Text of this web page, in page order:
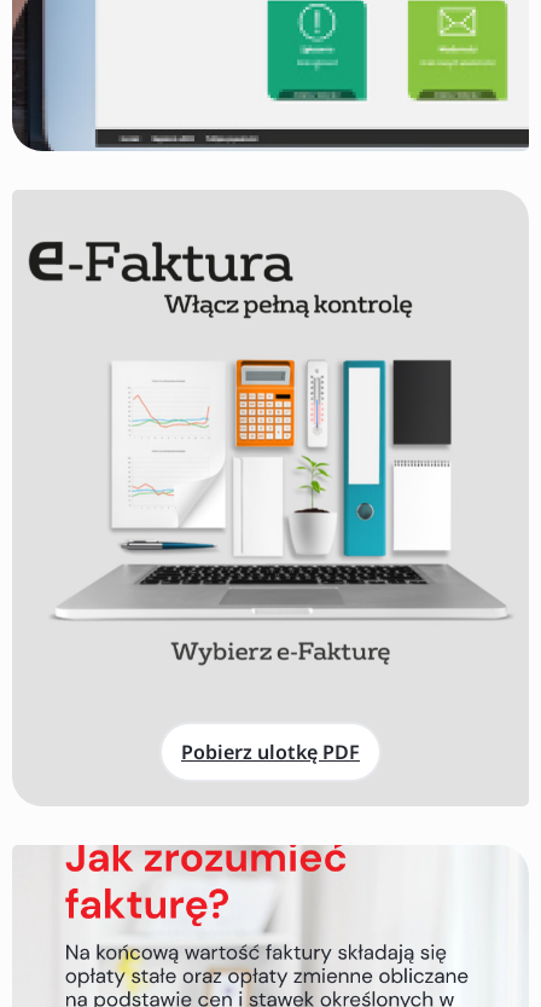
Pobierz ulotkę PDF